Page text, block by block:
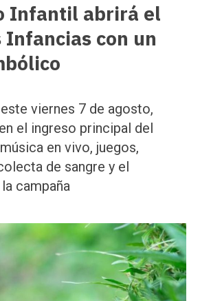
Infantil abrirá el
Infancias con un
viernes 7 de agosto,
el ingreso principal del
en vivo, juegos,
de sangre y el
campaña